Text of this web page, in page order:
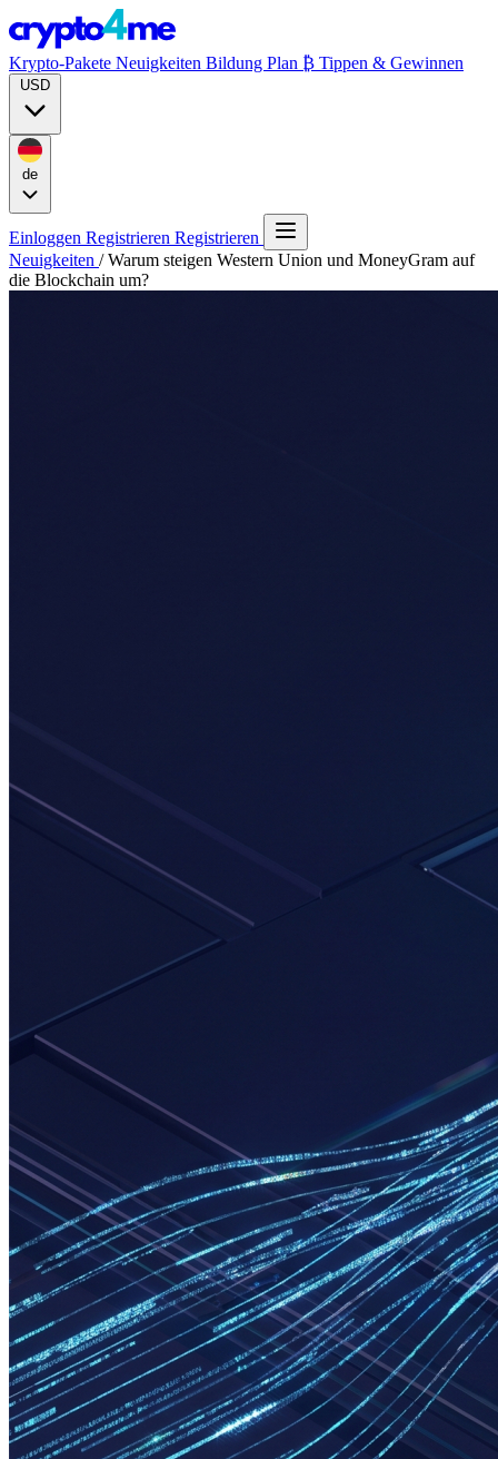
Krypto-Pakete Neuigkeiten Bildung Plan ₿ Tippen & Gewinnen
Einloggen Registrieren Registrieren
Neuigkeiten / Warum steigen Western Union und MoneyGram auf
die Blockchain um?